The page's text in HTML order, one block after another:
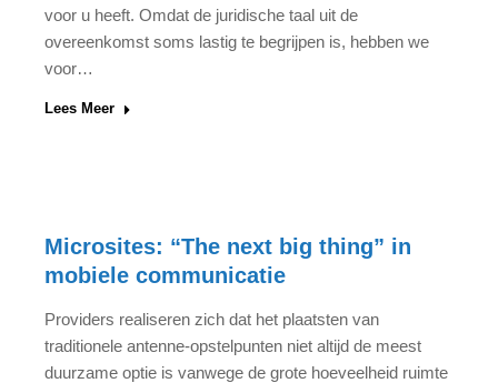
voor u heeft. Omdat de juridische taal uit de
overeenkomst soms lastig te begrijpen is, hebben we
voor…
Lees Meer
Microsites: “The next big thing” in
mobiele communicatie
Providers realiseren zich dat het plaatsten van
traditionele antenne-opstelpunten niet altijd de meest
duurzame optie is vanwege de grote hoeveelheid ruimte